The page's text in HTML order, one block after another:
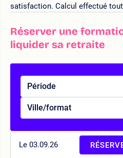
satisfaction. Calcul effectué
Réserver une
liquider sa retraite
Période
Ville/format
Le 03.09.26